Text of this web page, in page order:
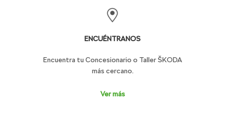
ENCUÉNTRANOS
Encuentra tu Concesionario o Taller ŠKODA
más cercano.
Ver más